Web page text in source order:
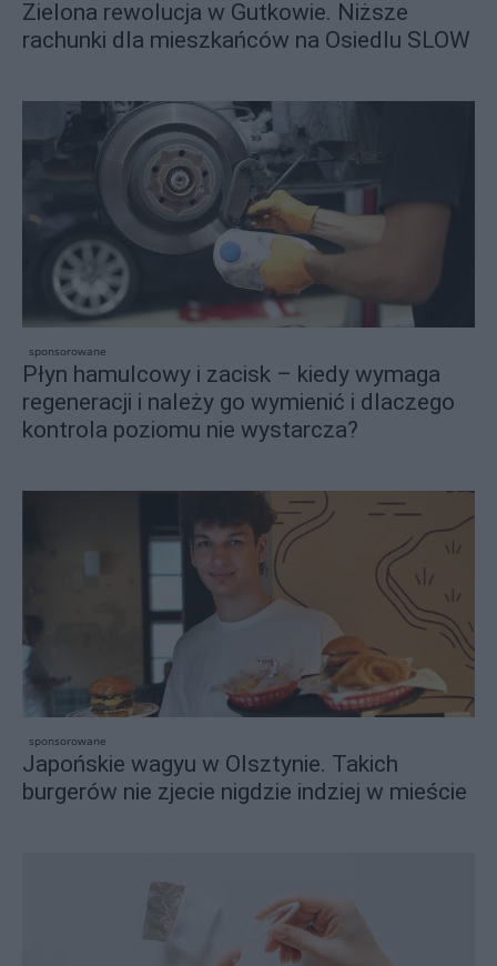
Zielona rewolucja w Gutkowie. Niższe
rachunki dla mieszkańców na Osiedlu SLOW
sponsorowane
Płyn hamulcowy i zacisk – kiedy wymaga
regeneracji i należy go wymienić i dlaczego
kontrola poziomu nie wystarcza?
sponsorowane
Japońskie wagyu w Olsztynie. Takich
burgerów nie zjecie nigdzie indziej w mieście